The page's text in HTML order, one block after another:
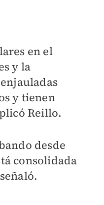
en el
y la
y tienen
Reillo.
desde
consolidada